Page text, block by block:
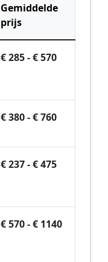
Gemiddelde
prijs
€ 285 - € 570
€ 380 - € 760
€ 237 - € 475
€ 570 - € 1140